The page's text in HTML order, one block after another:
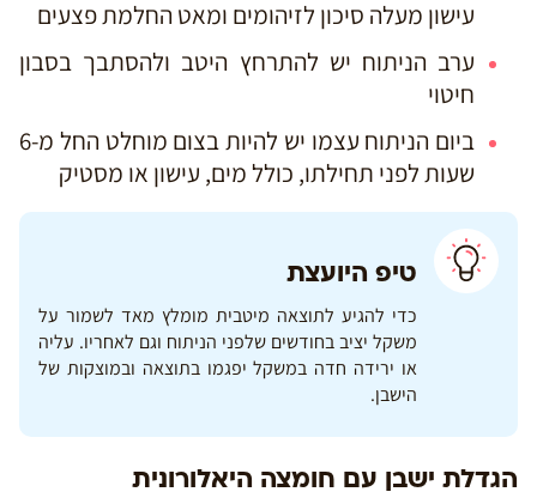
עישון מעלה סיכון לזיהומים ומאט החלמת פצעים
ערב הניתוח יש להתרחץ היטב ולהסתבך בסבון
חיטוי
ביום הניתוח עצמו יש להיות בצום מוחלט החל מ-6
שעות לפני תחילתו, כולל מים, עישון או מסטיק
טיפ היועצת
כדי להגיע לתוצאה מיטבית מומלץ מאד לשמור על
משקל יציב בחודשים שלפני הניתוח וגם לאחריו. עליה
או ירידה חדה במשקל יפגמו בתוצאה ובמוצקות של
הישבן.
הגדלת ישבן עם חומצה היאלורונית